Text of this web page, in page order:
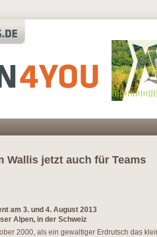
Wallis jetzt auch für Teams
am 3. und 4. August 2013
Alpen, in der Schweiz
2000, als ein gewaltiger Erdrutsch das